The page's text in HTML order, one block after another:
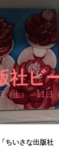
社ビ
土）～11日
「ちいさな出